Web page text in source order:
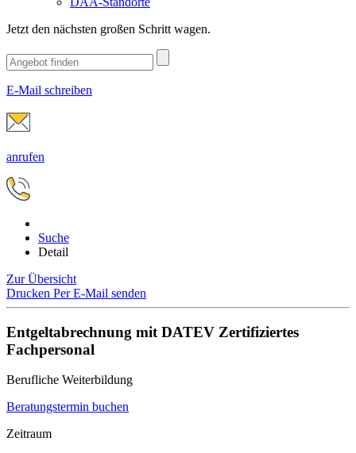
Jetzt den nächsten großen Schritt wagen.
E-Mail schreiben
anrufen
Suche
Detail
Zur Übersicht
Drucken Per E-Mail senden
Entgeltabrechnung mit DATEV Zertifiziertes
Fachpersonal
Berufliche Weiterbildung
Beratungstermin buchen
Zeitraum